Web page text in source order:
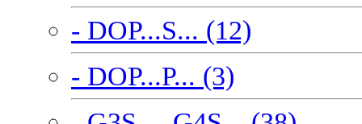
- DOP...S... (12)
- DOP...P... (3)